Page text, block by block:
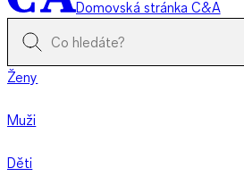
Domovská stránka C&A
Ženy
Muži
Děti